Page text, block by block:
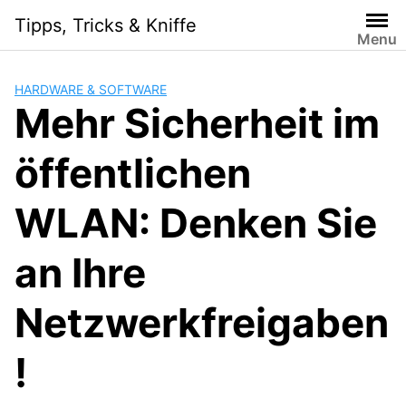
content
Tipps, Tricks & Kniffe
Menu
HARDWARE & SOFTWARE
Mehr Sicherheit im
öffentlichen
WLAN: Denken Sie
an Ihre
Netzwerkfreigaben
!